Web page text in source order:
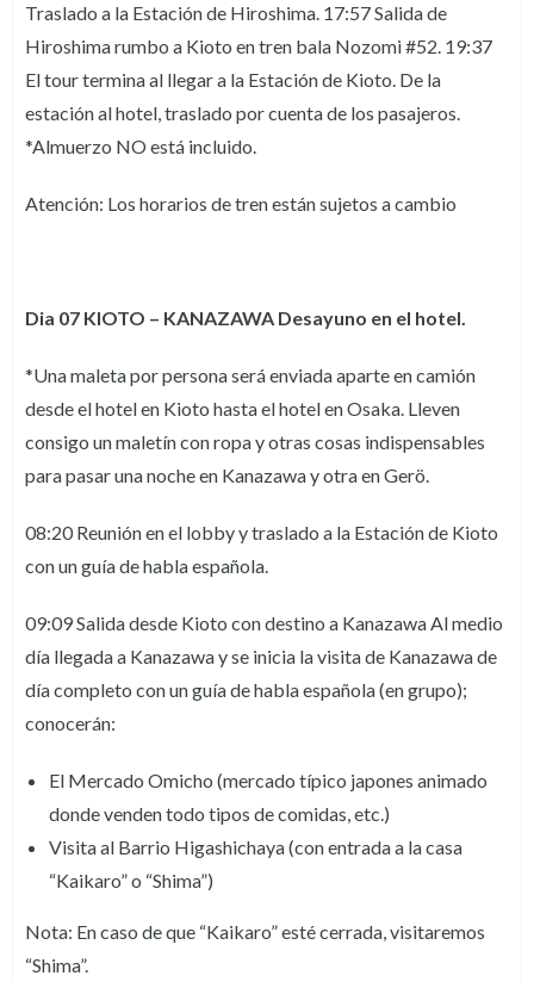
Traslado a la Estación de Hiroshima. 17:57 Salida de
Hiroshima rumbo a Kioto en tren bala Nozomi #52. 19:37
El tour termina al llegar a la Estación de Kioto. De la
estación al hotel, traslado por cuenta de los pasajeros.
*Almuerzo NO está incluido.
Atención: Los horarios de tren están sujetos a cambio
Dia 07 KIOTO – KANAZAWA Desayuno en el hotel.
*Una maleta por persona será enviada aparte en camión
desde el hotel en Kioto hasta el hotel en Osaka. Lleven
consigo un maletín con ropa y otras cosas indispensables
para pasar una noche en Kanazawa y otra en Gerö.
08:20 Reunión en el lobby y traslado a la Estación de Kioto
con un guía de habla española.
09:09 Salida desde Kioto con destino a Kanazawa Al medio
día llegada a Kanazawa y se inicia la visita de Kanazawa de
día completo con un guía de habla española (en grupo);
conocerán:
El Mercado Omicho (mercado típico japones animado
donde venden todo tipos de comidas, etc.)
Visita al Barrio Higashichaya (con entrada a la casa
“Kaikaro” o “Shima”)
Nota: En caso de que “Kaikaro” esté cerrada, visitaremos
“Shima”.